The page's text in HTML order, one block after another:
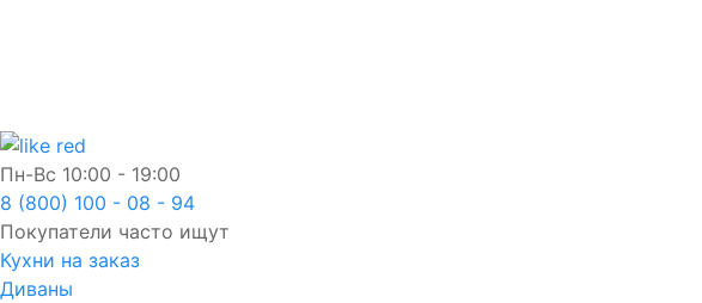
Пн-Вс 10:00 - 19:00
8 (800) 100 - 08 - 94
Покупатели часто ищут
Кухни на заказ
Диваны